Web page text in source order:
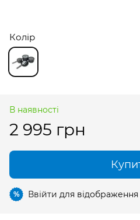
Колір
В наявності
2 995 грн
% Ввійти для